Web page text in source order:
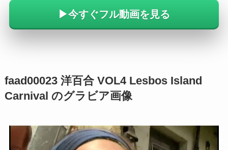
▶︎今すぐフル動画を見る
faad00023 洋百合 VOL4 Lesbos Island
Carnival のグラビア画像